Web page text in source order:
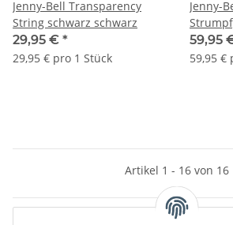
Jenny-Bell Transparency
String schwarz schwarz
29,95 € *
29,95 € pro 1 Stück
Jenny-
59,95
59,95 €
Artikel 1 - 16 von 16